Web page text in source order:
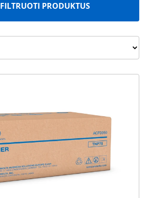
FILTRUOTI PRODUKTUS